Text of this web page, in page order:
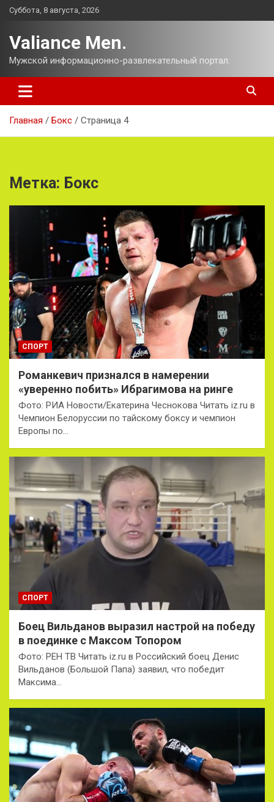
Перейти
Суббота, 8 августа, 2026
Valiance Men.
Мужской информационно-развлекательный портал.
Главная Бокс Страница 4
Метка: Бокс
СПОРТ
Романкевич признался в намерении
«уверенно побить» Ибрагимова на ринге
Фото: РИА Новости/Екатерина Чеснокова Читать iz.ru в
Чемпион Белоруссии по тайскому боксу и чемпион
Европы по…
СПОРТ
Боец Вильданов выразил настрой на победу
в поединке с Максом Топором
Фото: РЕН ТВ Читать iz.ru в Российский боец Денис
Вильданов (Большой Папа) заявил, что победит
Максима…